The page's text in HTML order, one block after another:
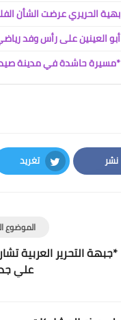
بهية الحريري عرضت الشأن
أبو العينين على رأس وفد
*مسيرة حاشدة في مدينة صيدا
نشر
Facebook
تغريد
Twitter
الموضوع
*جبهة التحرير العربية
علي